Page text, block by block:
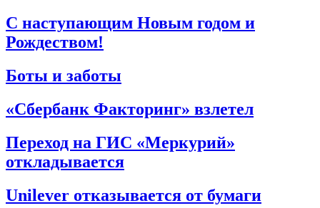
С наступающим Новым годом и
Рождеством!
Боты и заботы
«Сбербанк Факторинг» взлетел
Переход на ГИС «Меркурий»
откладывается
Unilever отказывается от бумаги